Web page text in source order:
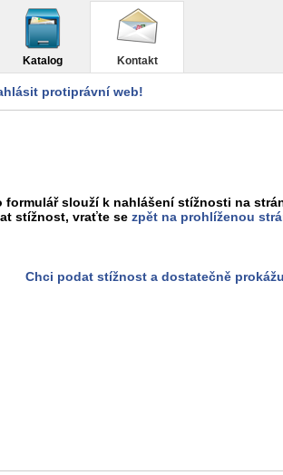
Katalog Kontakt
protiprávní web!
formulář slouží k nahlášení stížnosti na
stížnost, vraťte se zpět na prohlíženou
Chci podat stížnost a dostatečně